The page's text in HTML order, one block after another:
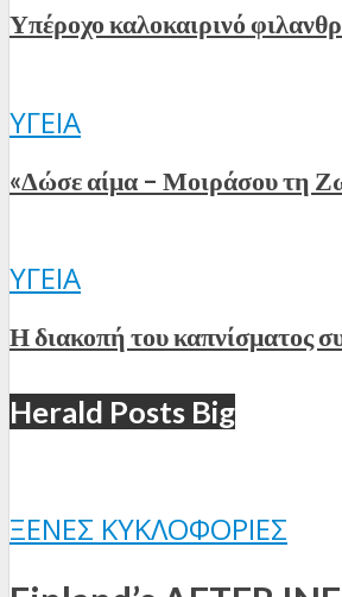
Υπέροχο καλοκαιρινό
ΥΓΕΊΑ
«Δώσε αίμα – Μοιράσου τη
ΥΓΕΊΑ
Η διακοπή του καπνίσματος
Herald Posts Big
ΞΈΝΕΣ ΚΥΚΛΟΦΟΡΊΕΣ